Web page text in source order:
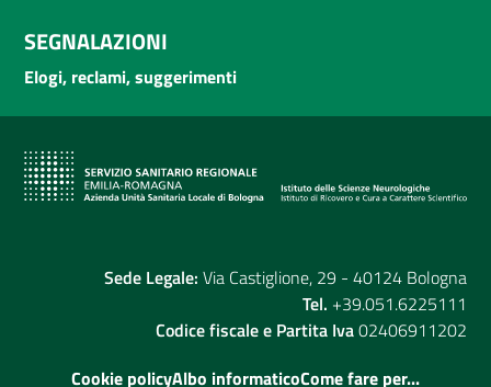
SEGNALAZIONI
Elogi, reclami, suggerimenti
Sede Legale: Via Castiglione, 29 - 40124 Bologna
Tel. +39.051.6225111
Codice fiscale e Partita Iva02406911202
Cookie policyAlbo informaticoCome fare per...